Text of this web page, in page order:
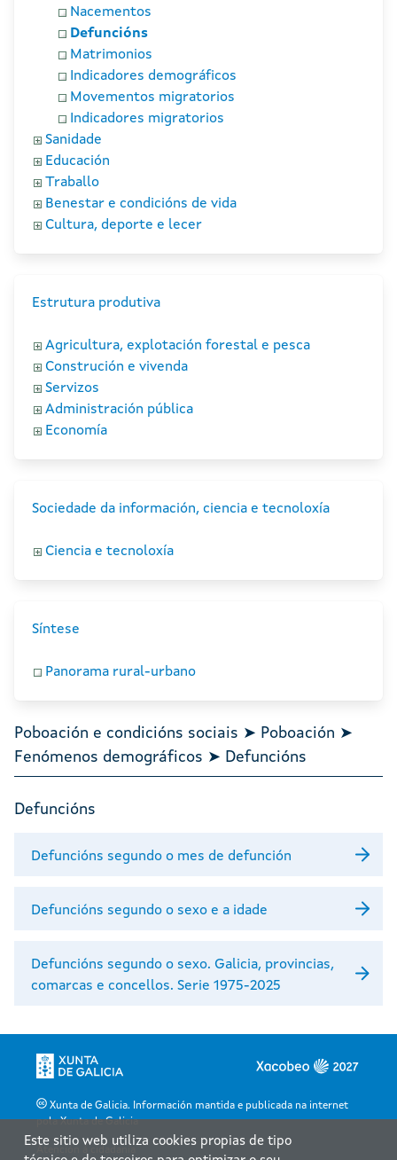
Nacementos
Defuncións
Matrimonios
Indicadores demográficos
Movementos migratorios
Indicadores migratorios
Sanidade
Educación
Traballo
Benestar e condicións de vida
Cultura, deporte e lecer
Estrutura produtiva
Agricultura, explotación forestal e pesca
Construción e vivenda
Servizos
Administración pública
Economía
Sociedade da información, ciencia e tecnoloxía
Ciencia e tecnoloxía
Síntese
Panorama rural-urbano
Poboación e condicións sociais ➤ Poboación ➤
Fenómenos demográficos ➤ Defuncións
Defuncións
Defuncións segundo o mes de defunción
Defuncións segundo o sexo e a idade
Defuncións segundo o sexo. Galicia, provincias,
comarcas e concellos. Serie 1975-2025
Xunta de Galicia. Información mantida e publicada na internet
pola Xunta de Galicia
Este sitio web utiliza cookies propias de tipo